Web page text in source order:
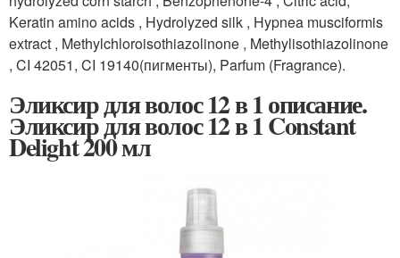
Keratin amino acids , Hydrolyzed silk , Hypnea musciformis
extract , Methylchloroisothiazolinone , Methylisothiazolinone
, CI 42051, CI 19140(пигменты), Parfum (Fragrance).
Эликсир для волос 12 в 1 описание.
Эликсир для волос 12 в 1 Constant
Delight 200 мл